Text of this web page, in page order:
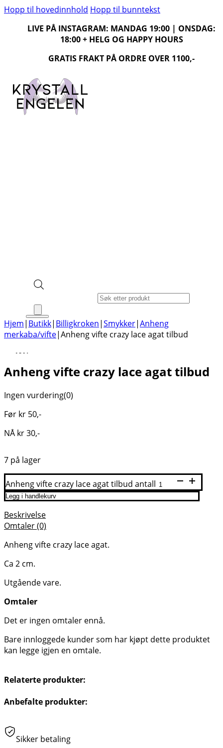
Hopp til hovedinnhold Hopp til bunntekst
LIVE PÅ INSTAGRAM: MANDAG 19:00 | ONSDAG:
18:00 + HELG OG HAPPY HOURS
GRATIS FRAKT PÅ ORDRE OVER 1100,-
Hjem| Butikk| Billigkroken|Smykker|Anheng
merkaba/vifte|Anheng vifte crazy lace agat tilbud
Anheng vifte crazy lace agat tilbud
Ingen vurdering(0)
Før kr 50,-
NÅ kr30,-
7 på lager
Anheng vifte crazy lace agat tilbud antall
Legg i handlekurv
Beskrivelse
Omtaler (0)
Anheng vifte crazy lace agat.
Ca 2 cm.
Utgående vare.
Omtaler
Det er ingen omtaler ennå.
Bare innloggede kunder som har kjøpt dette produktet
kan legge igjen en omtale.
Relaterte produkter:
Anbefalte produkter:
-40%
Sikker betaling